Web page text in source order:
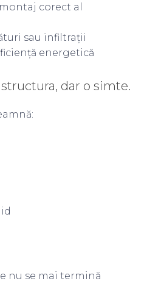
corect al
sau infiltrații
energetică
dar o simte.
nu se mai termină